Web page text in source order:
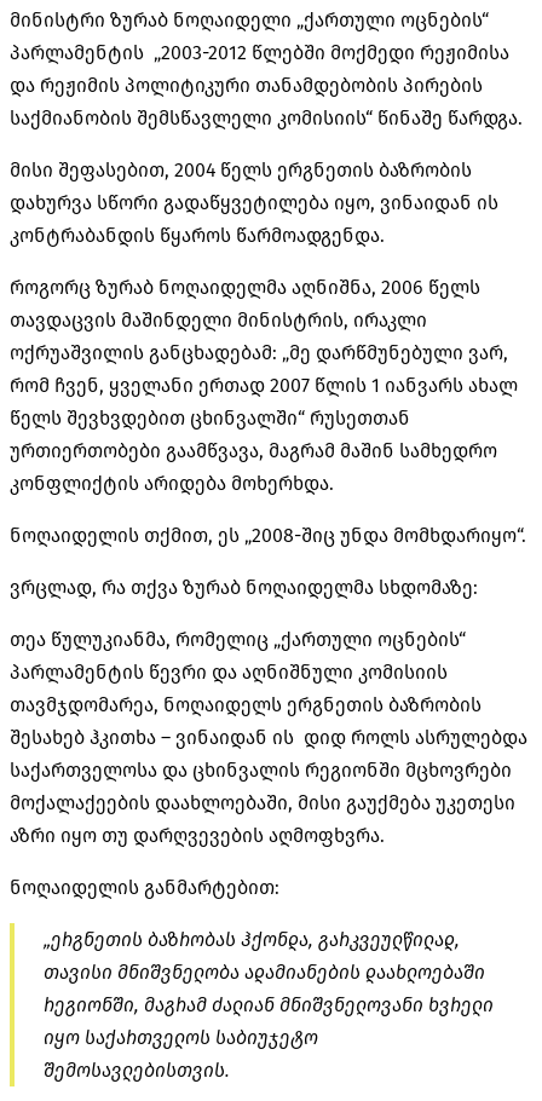
მინისტრი ზურაბ ნოღაიდელი „ქართული ოცნების“
პარლამენტის „2003-2012 წლებში მოქმედი რეჟიმისა
და რეჟიმის პოლიტიკური თანამდებობის პირების
საქმიანობის შემსწავლელი კომისიის“ წინაშე წარდგა.
მისი შეფასებით, 2004 წელს ერგნეთის ბაზრობის
დახურვა სწორი გადაწყვეტილება იყო, ვინაიდან ის
კონტრაბანდის წყაროს წარმოადგენდა.
როგორც ზურაბ ნოღაიდელმა აღნიშნა, 2006 წელს
თავდაცვის მაშინდელი მინისტრის, ირაკლი
ოქრუაშვილის განცხადებამ: „მე დარწმუნებული ვარ,
რომ ჩვენ, ყველანი ერთად 2007 წლის 1 იანვარს ახალ
წელს შევხვდებით ცხინვალში“ რუსეთთან
ურთიერთობები გაამწვავა, მაგრამ მაშინ სამხედრო
კონფლიქტის არიდება მოხერხდა.
ნოღაიდელის თქმით, ეს „2008-შიც უნდა მომხდარიყო“.
ვრცლად, რა თქვა ზურაბ ნოღაიდელმა სხდომაზე:
თეა წულუკიანმა, რომელიც „ქართული ოცნების“
პარლამენტის წევრი და აღნიშნული კომისიის
თავმჯდომარეა, ნოღაიდელს ერგნეთის ბაზრობის
შესახებ ჰკითხა – ვინაიდან ის დიდ როლს ასრულებდა
საქართველოსა და ცხინვალის რეგიონში მცხოვრები
მოქალაქეების დაახლოებაში, მისი გაუქმება უკეთესი
აზრი იყო თუ დარღვევების აღმოფხვრა.
ნოღაიდელის განმარტებით:
„ერგნეთის ბაზრობას ჰქონდა, გარკვეულწილად,
თავისი მნიშვნელობა ადამიანების დაახლოებაში
რეგიონში, მაგრამ ძალიან მნიშვნელოვანი ხვრელი
იყო საქართველოს საბიუჯეტო
შემოსავლებისთვის.